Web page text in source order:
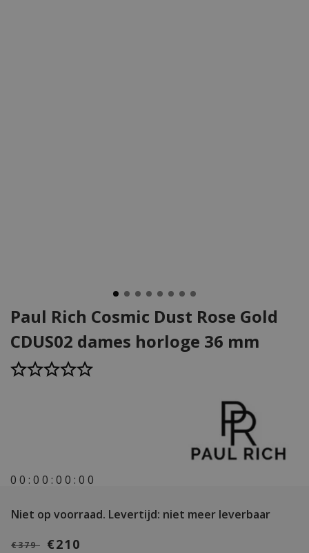
Paul Rich Cosmic Dust Rose Gold
CDUS02 dames horloge 36 mm
0 0 : 0 0 : 0 0 : 0 0
Niet op voorraad. Levertijd: niet meer leverbaar
€379 €210